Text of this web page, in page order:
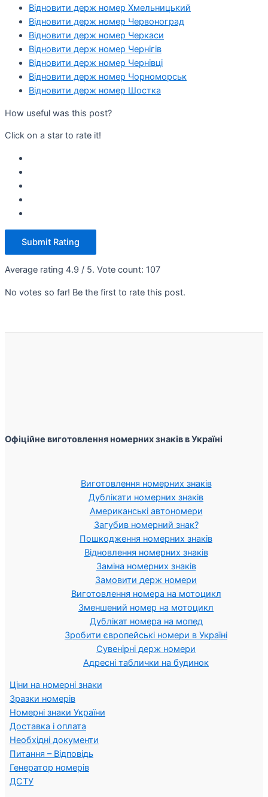
Відновити держ номер Хмельницький
Відновити держ номер Червоноград
Відновити держ номер Черкаси
Відновити держ номер Чернігів
Відновити держ номер Чернівці
Відновити держ номер Чорноморськ
Відновити держ номер Шостка
How useful was this post?
Click on a star to rate it!
Submit Rating
Average rating 4.9 / 5. Vote count: 107
No votes so far! Be the first to rate this post.
Офіційне виготовлення номерних знаків в Україні
Виготовлення номерних знаків
Дублікати номерних знаків
Американські автономери
Загубив номерний знак?
Пошкодження номерних знаків
Відновлення номерних знаків
Заміна номерних знаків
Замовити держ номери
Виготовлення номера на мотоцикл
Зменшений номер на мотоцикл
Дублікат номера на мопед
Зробити європейські номери в Україні
Сувенірні держ номери
Адресні таблички на будинок
Ціни на номерні знаки
Зразки номерів
Номерні знаки України
Доставка і оплата
Необхідні документи
Питання – Відповідь
Генератор номерів
ДСТУ